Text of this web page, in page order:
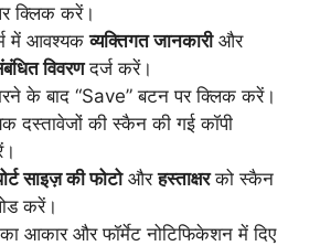
क्लिक करें।
में आवश्यकव्यक्तिगत जानकारीऔर
विवरणदर्ज करें।
के बाद “Save” बटन पर क्लिक करें।
दस्तावेजों की स्कैन की गई कॉपी
साइज़ की फोटोऔरहस्ताक्षरको स्कैन
करें।
का आकार और फॉर्मेट नोटिफिकेशन में दिए